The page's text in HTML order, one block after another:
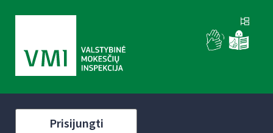
Prisijungti